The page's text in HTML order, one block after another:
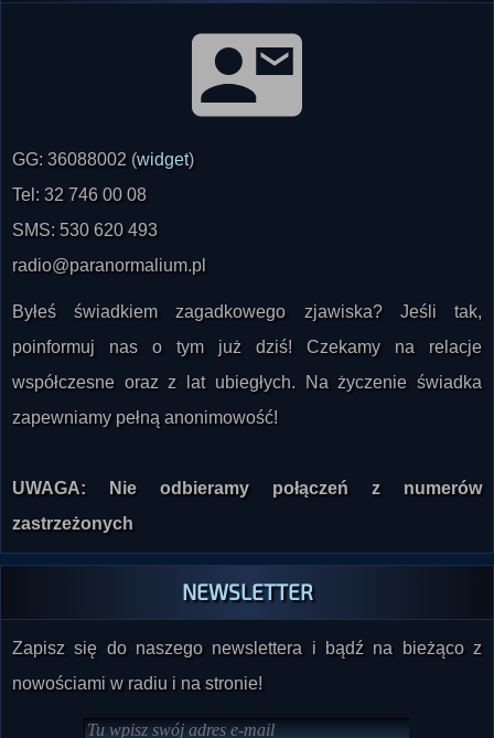
)
Tel: 32 746 00 08
SMS: 530 620 493
radio@paranormalium.pl
Byłeś świadkiem zagadkowego zjawiska? Jeśli tak,
poinformuj nas o tym już dziś! Czekamy na relacje
współczesne oraz z lat ubiegłych. Na życzenie świadka
zapewniamy pełną anonimowość!
zastrzeżonych
NEWSLETTER
Zapisz się do naszego newslettera i bądź na bieżąco z
nowościami w radiu i na stronie!